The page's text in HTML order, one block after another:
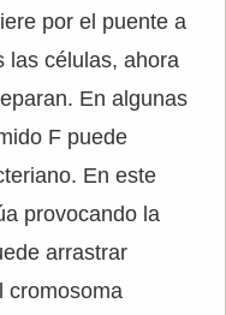
por el puente a
las células, ahora
En algunas
F puede
En este
provocando la
arrastrar
cromosoma